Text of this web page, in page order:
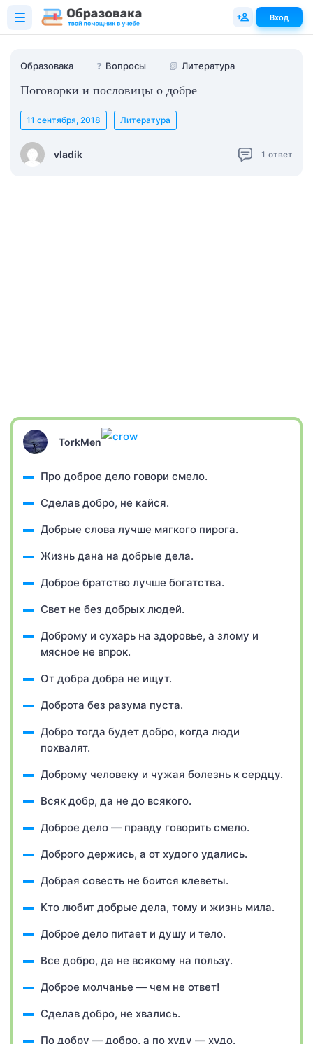
Образовака ❓ Вопросы 📗 Литература
Поговорки и пословицы о добре
vladik
11 сентября, 2018 Литература
1 ответ
TorkMen
Про доброе дело говори смело.
Сделав добро, не кайся.
Добрые слова лучше мягкого пирога.
Жизнь дана на добрые дела.
Доброе братство лучше богатства.
Свет не без добрых людей.
Доброму и сухарь на здоровье, а злому и
мясное не впрок.
От добра добра не ищут.
Доброта без разума пуста.
Добро тогда будет добро, когда люди
похвалят.
Доброму человеку и чужая болезнь к сердцу.
Всяк добр, да не до всякого.
Доброе дело — правду говорить смело.
Доброго держись, а от худого удались.
Добрая совесть не боится клеветы.
Кто любит добрые дела, тому и жизнь мила.
Доброе дело питает и душу и тело.
Все добро, да не всякому на пользу.
Доброе молчанье — чем не ответ!
Сделав добро, не хвались.
По добру — добро, а по худу — худо.
Вход